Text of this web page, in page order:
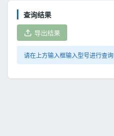
查询结果
导出结果
请在上方输入框输入型号进行查询